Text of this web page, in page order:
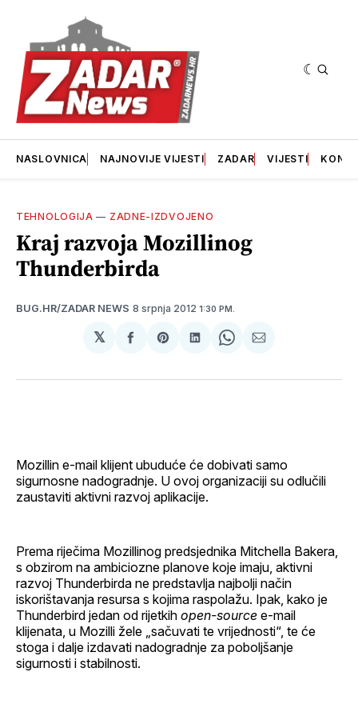
NASLOVNICA NAJNOVIJE VIJESTI ZADAR VIJESTI
TEHNOLOGIJA — ZADNE-IZDVOJENO
Kraj razvoja Mozillinog
Thunderbirda
BUG.HR/ZADAR NEWS 8 srpnja 2012 1:30 PM.
𝕏
podijeliSharepodijeliSharepodijeli
Mozillin e-mail klijent ubuduće će dobivati samo
sigurnosne nadogradnje. U ovoj organizaciji su odlučili
zaustaviti aktivni razvoj aplikacije.
Prema riječima Mozillinog predsjednika Mitchella Bakera,
s obzirom na ambiciozne planove koje imaju, aktivni
razvoj Thunderbirda ne predstavlja najbolji način
iskorištavanja resursa s kojima raspolažu. Ipak, kako je
Thunderbird jedan od rijetkih open-source e-mail
klijenata, u Mozilli žele „sačuvati te vrijednosti“, te će
stoga i dalje izdavati nadogradnje za poboljšanje
sigurnosti i stabilnosti.